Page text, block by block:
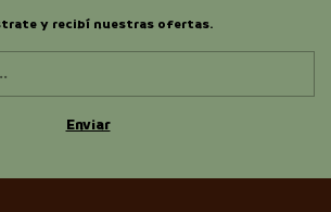
y recibí nuestras ofertas.